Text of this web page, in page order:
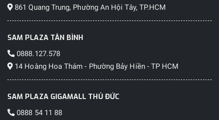
861 Quang Trung, Phường An Hội Tây, TP.HCM
SAM PLAZA TÂN BÌNH
0888.127.578
14 Hoàng Hoa Thám - Phường Bảy Hiền - TP HCM
SAM PLAZA GIGAMALL THỦ ĐỨC
0888 54 11 88